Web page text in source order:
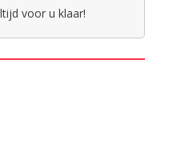
voor u klaar!